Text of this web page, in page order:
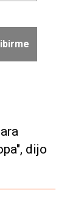
dijo